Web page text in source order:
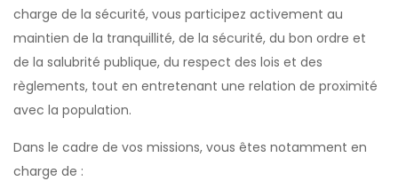
charge de la sécurité, vous participez activement au
maintien de la tranquillité, de la sécurité, du bon ordre et
de la salubrité publique, du respect des lois et des
règlements, tout en entretenant une relation de proximité
avec la population.
Dans le cadre de vos missions, vous êtes notamment en
charge de :